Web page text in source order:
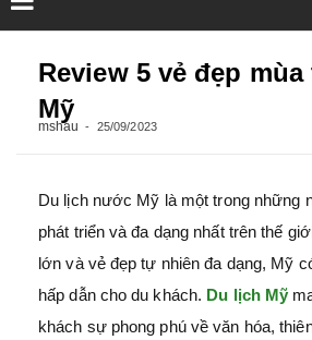
Review 5 vẻ đẹp
Mỹ
mshau 25/09/2023
Du lịch nước Mỹ là một trong những
phát triển và đa dạng nhất trên thế
lớn và vẻ đẹp tự nhiên đa dạng, Mỹ
hấp dẫn cho du khách. Du lịch Mỹ
khách sự phong phú về văn hóa,